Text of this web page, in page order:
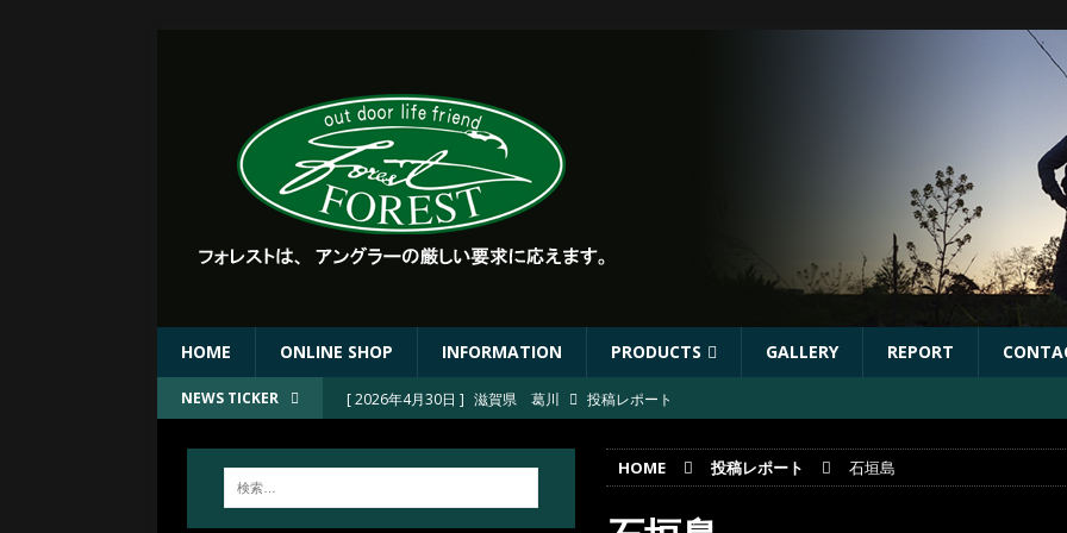
HOME ONLINE SHOP INFORMATION PRODUCTS GALLERY REPORT
NEWS TICKER [ 2026年4月30日 ] 滋賀県 葛川
投稿レポート
2026年秋リリース予定商品
お知らせ
投稿レポート
HOME 投稿レポート 石垣島